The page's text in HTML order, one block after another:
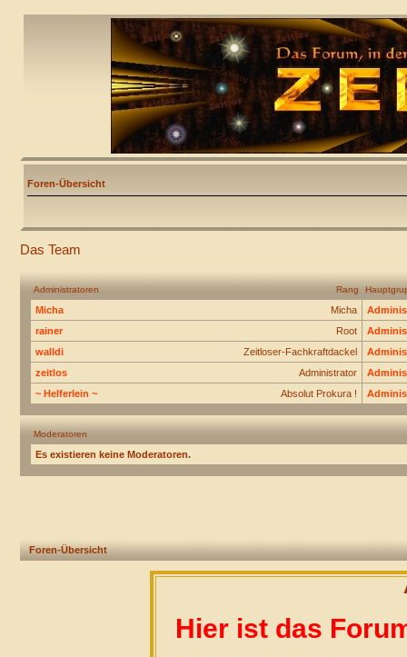
Foren-Übersicht
Das Team
Rang
Administratoren
Micha
Micha
Root
rainer
Zeitloser-Fachkraftdackel
walldi
Administrator
zeitlos
Absolut Prokura !
~ Helferlein ~
Moderatoren
Es existieren keine Moderatoren.
Foren-Übersicht
Hier ist das